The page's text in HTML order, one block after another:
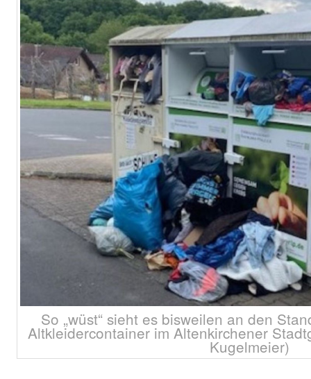
So „wüst“ sieht es bisweilen an den
Altkleidercontainer im Altenkirchener
Kugelmeier)